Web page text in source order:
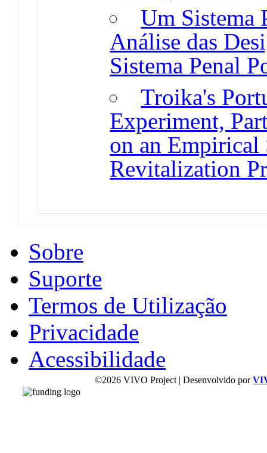
Um Sistema
Análise das
Sistema Penal
Troika's
Experiment,
on an
Revitalization
Sobre
Suporte
Termos de Utilização
Privacidade
Acessibilidade
©2026 VIVO Project | Desenvolvido por